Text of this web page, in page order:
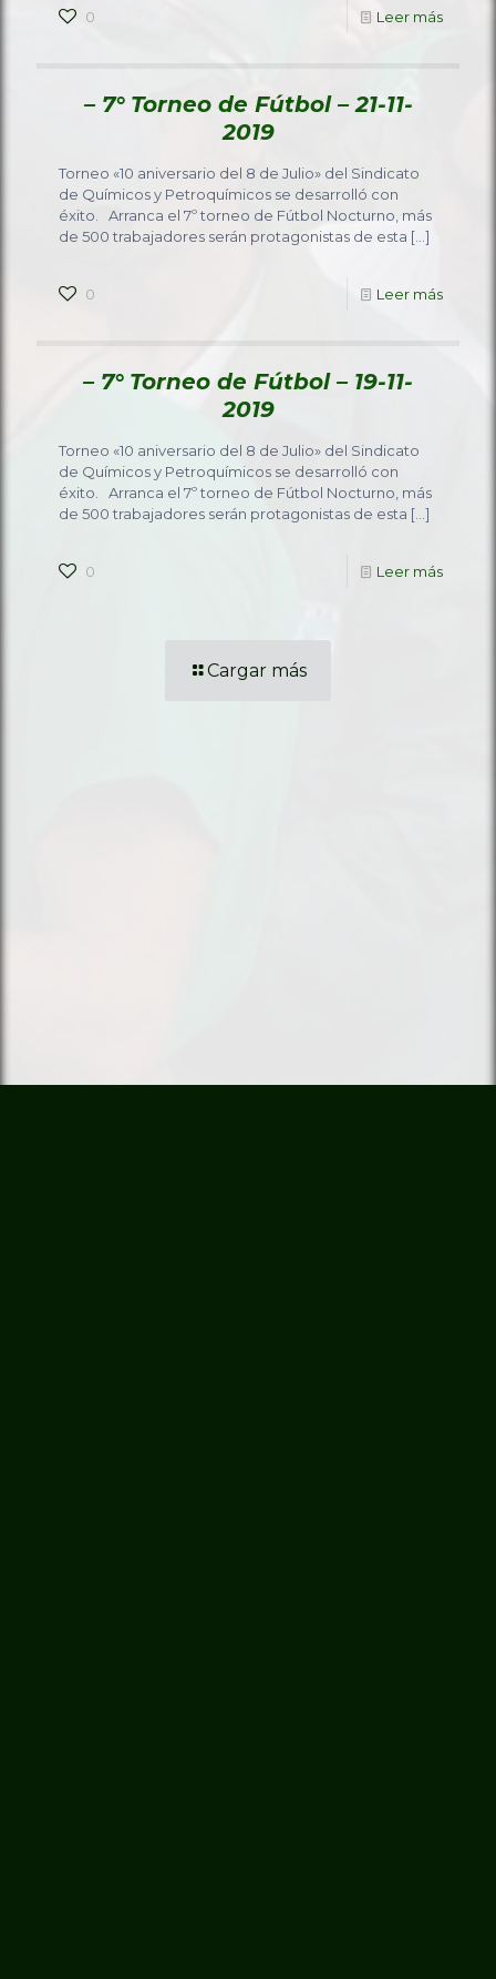
0 Leer más
– 7° Torneo de Fútbol – 21-11-
2019
Torneo «10 aniversario del 8 de Julio» del Sindicato
de Químicos y Petroquímicos se desarrolló con
éxito. Arranca el 7º torneo de Fútbol Nocturno, más
de 500 trabajadores serán protagonistas de esta […]
0 Leer más
– 7° Torneo de Fútbol – 19-11-
2019
Torneo «10 aniversario del 8 de Julio» del Sindicato
de Químicos y Petroquímicos se desarrolló con
éxito. Arranca el 7º torneo de Fútbol Nocturno, más
de 500 trabajadores serán protagonistas de esta […]
0 Leer más
Cargar más